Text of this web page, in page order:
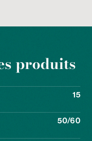
produits
15
50/60